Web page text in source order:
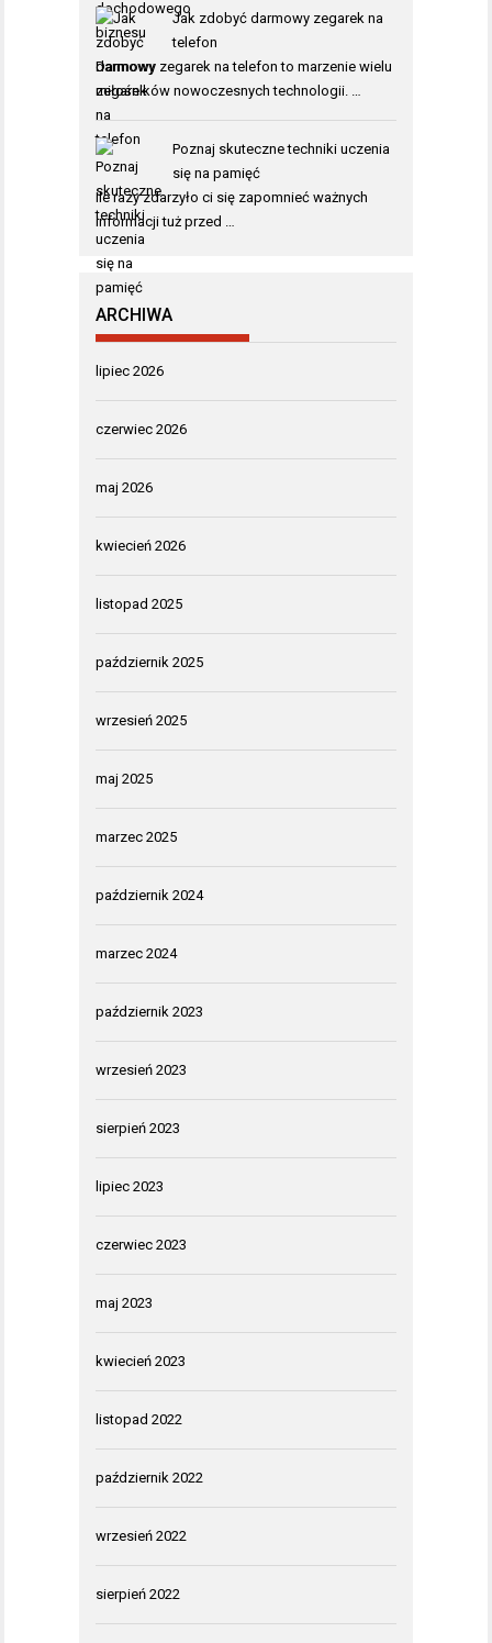
Jak zdobyć darmowy zegarek na
telefon
Darmowy zegarek na telefon to marzenie wielu
miłośników nowoczesnych technologii. …
Poznaj skuteczne techniki uczenia
się na pamięć
Ile razy zdarzyło ci się zapomnieć ważnych
informacji tuż przed …
ARCHIWA
lipiec 2026
czerwiec 2026
maj 2026
kwiecień 2026
listopad 2025
październik 2025
wrzesień 2025
maj 2025
marzec 2025
październik 2024
marzec 2024
październik 2023
wrzesień 2023
sierpień 2023
lipiec 2023
czerwiec 2023
maj 2023
kwiecień 2023
listopad 2022
październik 2022
wrzesień 2022
sierpień 2022